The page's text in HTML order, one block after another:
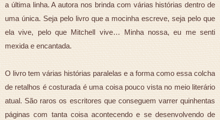
a última linha. A autora nos brinda com várias histórias dentro de
uma única. Seja pelo livro que a mocinha escreve, seja pelo que
ela vive, pelo que Mitchell vive… Minha nossa, eu me senti
mexida e encantada.
O livro tem várias histórias paralelas e a forma como essa colcha
de retalhos é costurada é uma coisa pouco vista no meio literário
atual. São raros os escritores que conseguem varrer quinhentas
páginas com tanta coisa acontecendo e se desenvolvendo de